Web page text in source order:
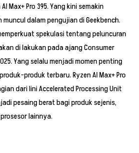
Max+ Pro 395. Yang kini semakin
dalam pengujian di Geekbench.
spekulasi tentang peluncuran
di lakukan pada ajang Consumer
Yang selalu menjadi momen penting
produk terbaru. Ryzen AI Max+ Pro
dari lini Accelerated Processing Unit
pesaing berat bagi produk sejenis,
prosesor lainnya.